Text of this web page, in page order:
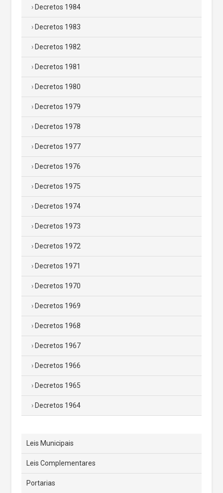
Decretos 1984
Decretos 1983
Decretos 1982
Decretos 1981
Decretos 1980
Decretos 1979
Decretos 1978
Decretos 1977
Decretos 1976
Decretos 1975
Decretos 1974
Decretos 1973
Decretos 1972
Decretos 1971
Decretos 1970
Decretos 1969
Decretos 1968
Decretos 1967
Decretos 1966
Decretos 1965
Decretos 1964
Leis Municipais
Leis Complementares
Portarias